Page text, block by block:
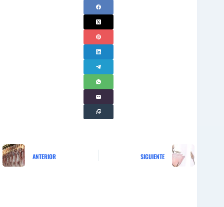
ANTERIOR SIGUIENTE